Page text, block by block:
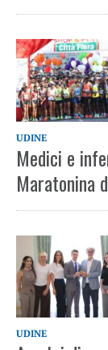
UDINE
Medici e
Maratonina
UDINE